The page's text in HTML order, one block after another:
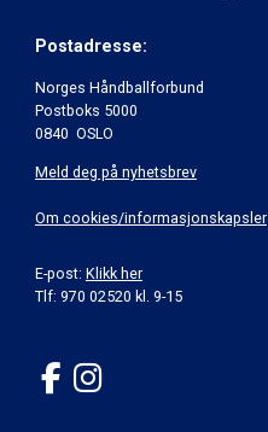
Postadresse:
Norges Håndballforbund
Postboks 5000
0840 OSLO
Meld deg på nyhetsbrev
Om cookies/informasjonskapsler
E-post: Klikk her
Tlf: 970 02520 kl. 9-15